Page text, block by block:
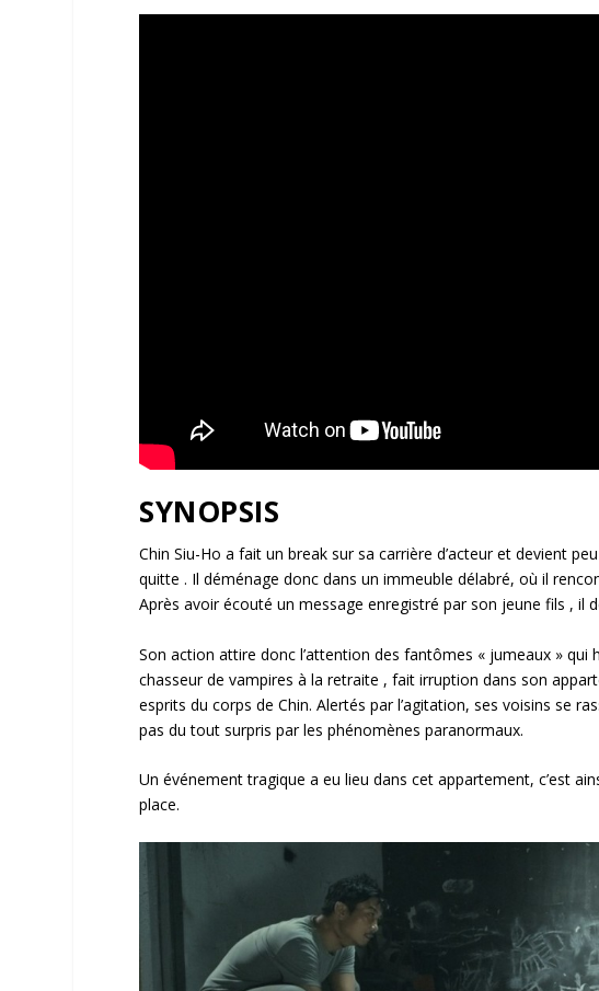
SYNOPSIS
Chin Siu-Ho a fait un break sur sa carrière d’acteur et devient
quitte . Il déménage donc dans un immeuble délabré, où il
Après avoir écouté un message enregistré par son jeune fils , il
Son action attire donc l’attention des fantômes « jumeaux » qui
chasseur de vampires à la retraite , fait irruption dans son
esprits du corps de Chin. Alertés par l’agitation, ses voisins se
pas du tout surpris par les phénomènes paranormaux.
Un événement tragique a eu lieu dans cet appartement, c’est
place.